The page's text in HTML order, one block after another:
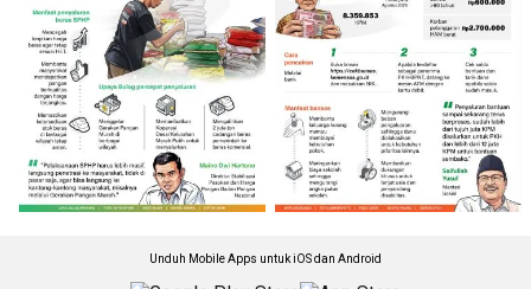
Unduh Mobile Apps untuk iOS dan Android